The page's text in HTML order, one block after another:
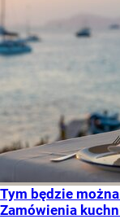
Tym będzie
Zamówienia